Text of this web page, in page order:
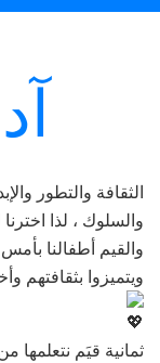
الثقافة والتطور
والسلوك ، لذا
والقيم أطفالنا
ويتميزوا بثقافتهم
ثمانية قيَم